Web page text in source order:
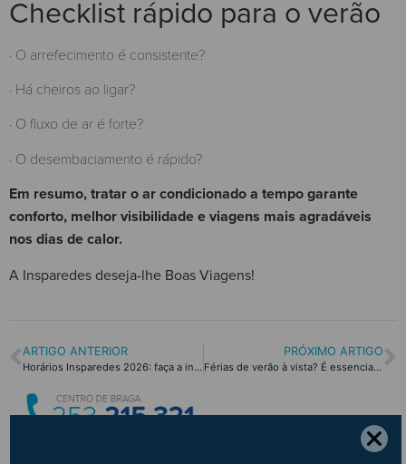
Checklist rápido para o verão
· O arrefecimento é consistente?
· Há cheiros ao ligar?
· O fluxo de ar é forte?
· O desembaciamento é rápido?
Em resumo, tratar o ar condicionado a tempo garante
conforto, melhor visibilidade e viagens mais agradáveis
nos dias de calor.
A Insparedes deseja-lhe Boas Viagens!
ARTIGO ANTERIOR
Horários Insparedes 2026: faça a inspeção automóvel com mais comodidade
PRÓXIMO ARTIGO
Férias de verão à vista? É essencial verificar o seu carro antes de viajar!